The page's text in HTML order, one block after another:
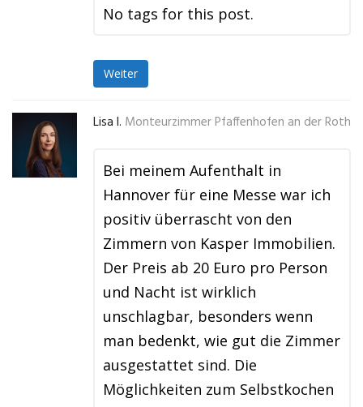
No tags for this post.
Weiter
Lisa I. Monteurzimmer Pfaffenhofen an der Roth
Bei meinem Aufenthalt in
Hannover für eine Messe war ich
positiv überrascht von den
Zimmern von Kasper Immobilien.
Der Preis ab 20 Euro pro Person
und Nacht ist wirklich
unschlagbar, besonders wenn
man bedenkt, wie gut die Zimmer
ausgestattet sind. Die
Möglichkeiten zum Selbstkochen